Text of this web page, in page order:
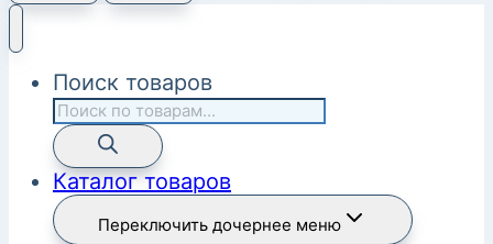
Поиск товаров
Каталог товаров
Переключить дочернее меню